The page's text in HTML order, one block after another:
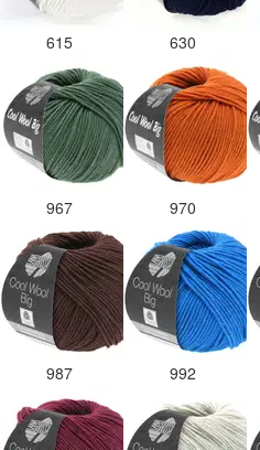
615 630
967 970
987 992